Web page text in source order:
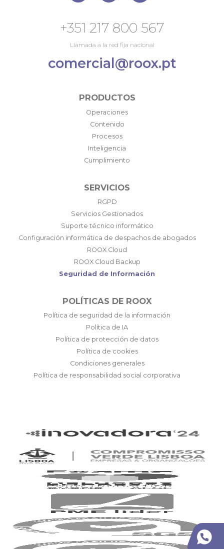
+351 217 800 567
Llamada a la red fija nacional
comercial@roox.pt
PRODUCTOS
Operaciones
Contenido
Procesos
Inteligencia
Cumplimiento
SERVICIOS
RGPD
Servicios Gestionados
Suporte técnico informático
Configuración informática de despachos de abogados
ROOX Cloud
ROOX Cloud Backup
Seguridad de Información
POLÍTICAS DE ROOX
Política de seguridad de la información
Política de IA
Política de protección de datos
Política de cookies
Condiciones generales
Política de responsabilidad social corporativa